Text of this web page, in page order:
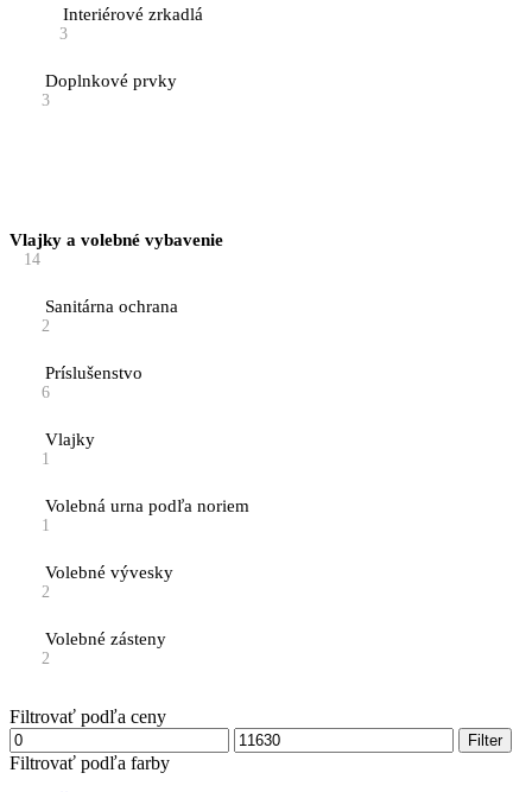
Interiérové zrkadlá
3
Doplnkové prvky
3
Vlajky a volebné vybavenie
14
Sanitárna ochrana
2
Príslušenstvo
6
Vlajky
1
Volebná urna podľa noriem
1
Volebné vývesky
2
Volebné zásteny
2
Filtrovať podľa ceny
Minimálna
cena
Maximálna
cena
Filter
Filtrovať podľa farby